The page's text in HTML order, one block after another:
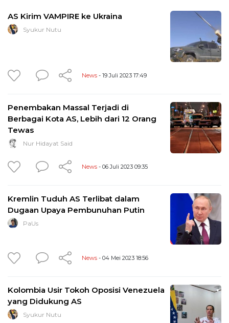
AS Kirim VAMPIRE ke Ukraina
Syukur Nutu
News - 19 Juli 2023 17:49
Penembakan Massal Terjadi di
Berbagai Kota AS, Lebih dari 12 Orang
Tewas
Nur Hidayat Said
News - 06 Juli 2023 09:35
Kremlin Tuduh AS Terlibat dalam
Dugaan Upaya Pembunuhan Putin
PaUs
News - 04 Mei 2023 18:56
Kolombia Usir Tokoh Oposisi Venezuela
yang Didukung AS
Syukur Nutu